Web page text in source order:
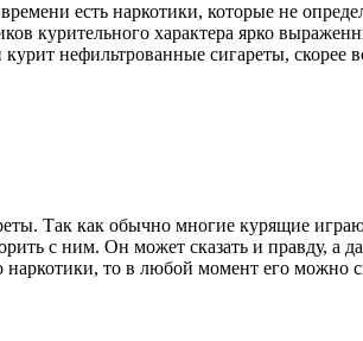
есть наркотики, которые не
курительного характера ярко
нефильтрованные сигареты, скорее
Так как обычно многие курящие
с ним. Он может сказать и правду, а
наркотики, то в любой момент его можно